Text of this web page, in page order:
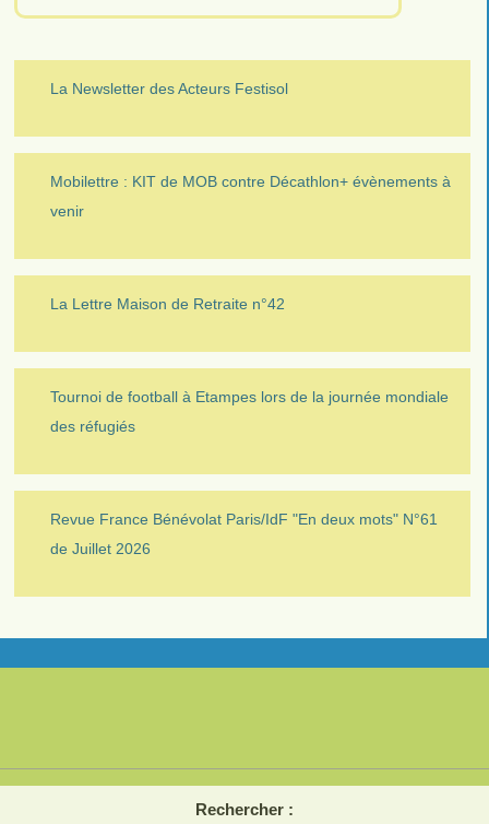
La Newsletter des Acteurs Festisol
Mobilettre : KIT de MOB contre Décathlon+ évènements à
venir
La Lettre Maison de Retraite n°42
Tournoi de football à Etampes lors de la journée mondiale
des réfugiés
Revue France Bénévolat Paris/IdF "En deux mots" N°61
de Juillet 2026
Rechercher :